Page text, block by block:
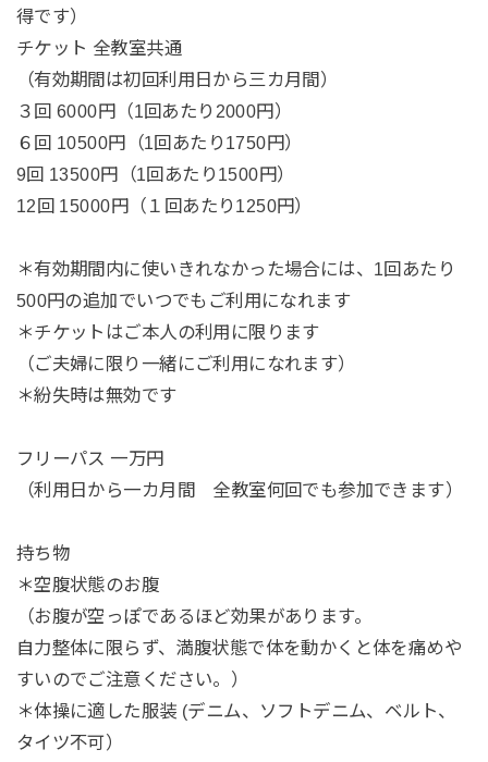
得です）
チケット 全教室共通
（有効期間は初回利用日から三カ月間）
３回 6000円（1回あたり2000円）
６回 10500円（1回あたり1750円）
9回 13500円（1回あたり1500円）
12回 15000円（１回あたり1250円）
＊有効期間内に使いきれなかった場合には、1回あたり
500円の追加でいつでもご利用になれます
＊チケットはご本人の利用に限ります
（ご夫婦に限り一緒にご利用になれます）
＊紛失時は無効です
フリーパス 一万円
（利用日から一カ月間 全教室何回でも参加できます）
持ち物
＊空腹状態のお腹
（お腹が空っぽであるほど効果があります。
自力整体に限らず、満腹状態で体を動かくと体を痛めや
すいのでご注意ください。）
＊体操に適した服装 (デニム、ソフトデニム、ベルト、
タイツ不可）